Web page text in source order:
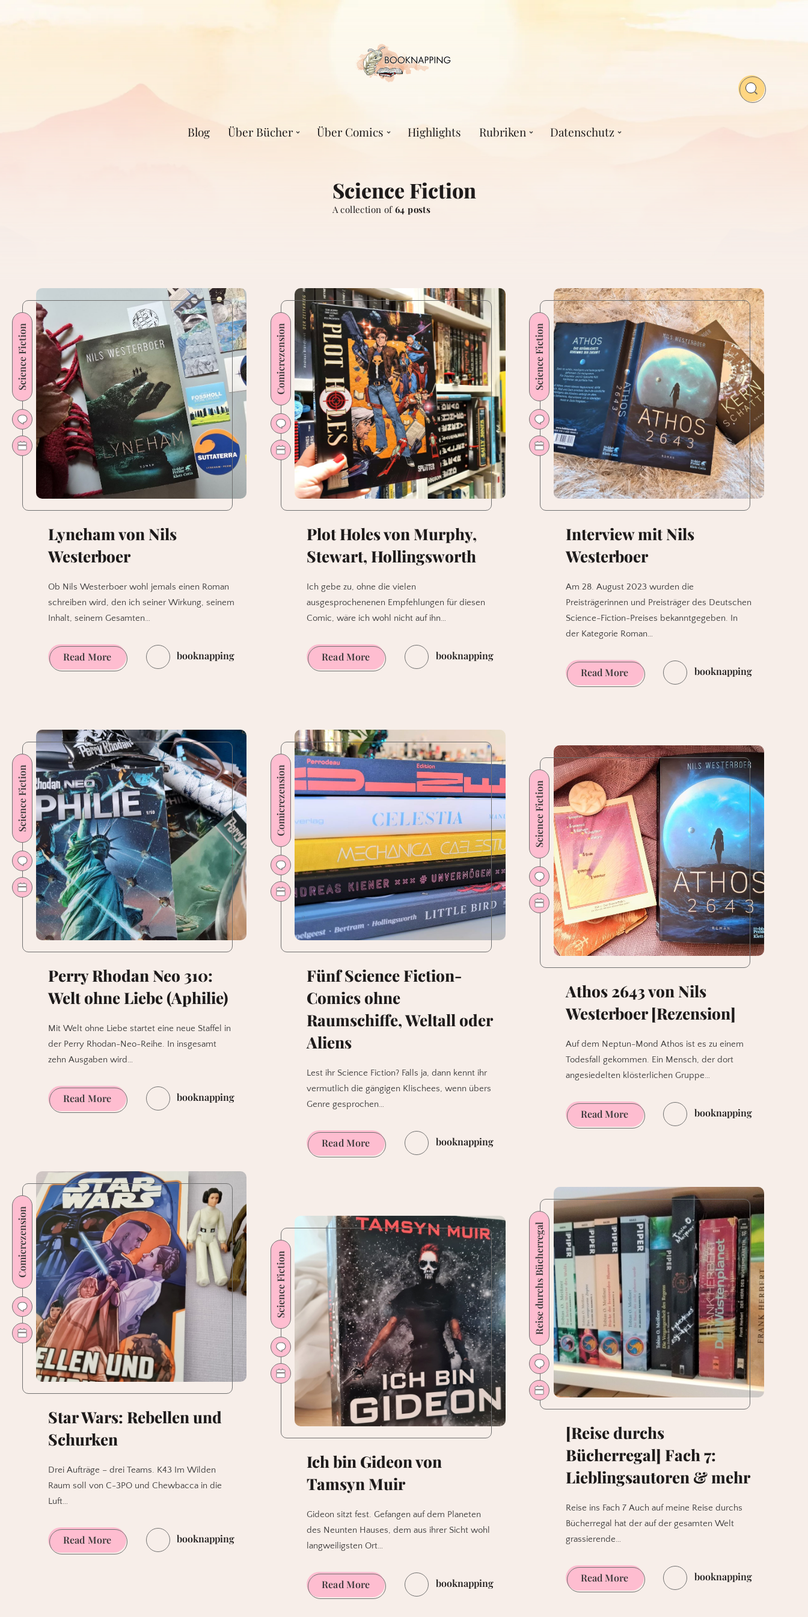
Blog Über Bücher Über Comics Highlights Rubriken Datenschutz
Science Fiction
A collection of 64 posts
Science Fiction
Lyneham von Nils
Westerboer
Ob Nils Westerboer wohl jemals einen Roman
schreiben wird, den ich seiner Wirkung, seinem
Inhalt, seinem Gesamten…
Read MoreLyneham
von
booknapping
Comicrezension
Plot Holes von Murphy,
Stewart, Hollingsworth
Ich gebe zu, ohne die vielen
ausgesprochenenen Empfehlungen für diesen
Comic, wäre ich wohl nicht auf ihn…
Read MorePlot
Holes
Hollingsworth
booknapping
Science Fiction
Interview mit Nils
Westerboer
Am 28. August 2023 wurden die
Preisträgerinnen und Preisträger des Deutschen
Science-Fiction-Preises bekanntgegeben. In
der Kategorie Roman…
Read MoreInterview
mit
booknapping
Science Fiction
Perry Rhodan Neo 310:
Welt ohne Liebe (Aphilie)
Mit Welt ohne Liebe startet eine neue Staffel in
der Perry Rhodan-Neo-Reihe. In insgesamt
zehn Ausgaben wird…
Read MorePerry
Rhodan
ohne
Liebe
(Aphilie)
booknapping
Comicrezension
Fünf Science Fiction-
Comics ohne
Raumschiffe, Weltall oder
Aliens
Lest ihr Science Fiction? Falls ja, dann kennt ihr
vermutlich die gängigen Klischees, wenn übers
Genre gesprochen…
Read MoreFünf
Science
Raumschiffe,
Weltall
oder
Aliens
booknapping
Science Fiction
Athos 2643 von Nils
Westerboer [Rezension]
Auf dem Neptun-Mond Athos ist es zu einem
Todesfall gekommen. Ein Mensch, der dort
angesiedelten klösterlichen Gruppe…
Read MoreAthos
2643
[Rezension]
booknapping
Comicrezension
Star Wars: Rebellen und
Schurken
Drei Aufträge – drei Teams. K43 Im Wilden
Raum soll von C-3PO und Chewbacca in die
Luft…
Read MoreStar
Wars:
booknapping
Science Fiction
Ich bin Gideon von
Tamsyn Muir
Gideon sitzt fest. Gefangen auf dem Planeten
des Neunten Hauses, dem aus ihrer Sicht wohl
langweiligsten Ort…
Read MoreIch
bin
booknapping
Reise durchs Bücherregal
[Reise durchs
Bücherregal] Fach 7:
Lieblingsautoren & mehr
Reise ins Fach 7 Auch auf meine Reise durchs
Bücherregal hat der auf der gesamten Welt
grassierende…
Read More[Reise
durchs
booknapping